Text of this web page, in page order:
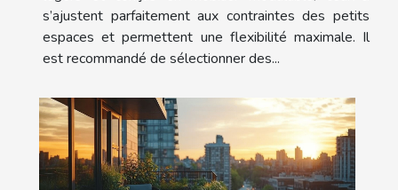
s’ajustent parfaitement aux contraintes des petits
espaces et permettent une flexibilité maximale. Il
est recommandé de sélectionner des...